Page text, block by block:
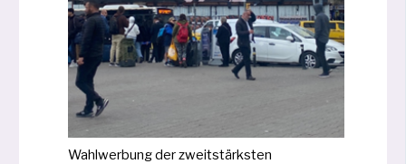
Wahlwerbung der zweit­stärks­ten